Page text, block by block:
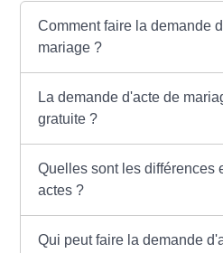
Comment faire la demande
mariage ?
La demande d'acte de
gratuite ?
Quelles sont les différences
actes ?
Qui peut faire la demande